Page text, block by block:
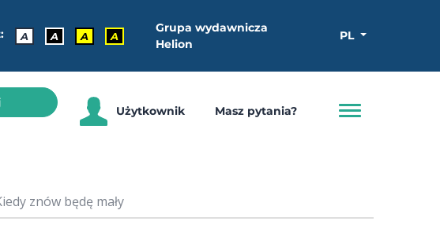
A A A A
Grupa wydawnicza
Helion
PL
Użytkownik Masz pytania?
znów będę mały